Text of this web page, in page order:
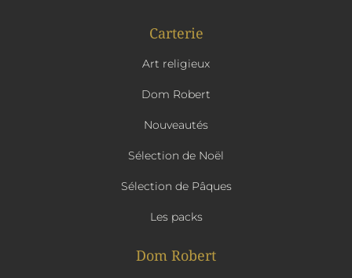
Carterie
Art religieux
Dom Robert
Nouveautés
Sélection de Noël
Sélection de Pâques
Les packs
Dom Robert